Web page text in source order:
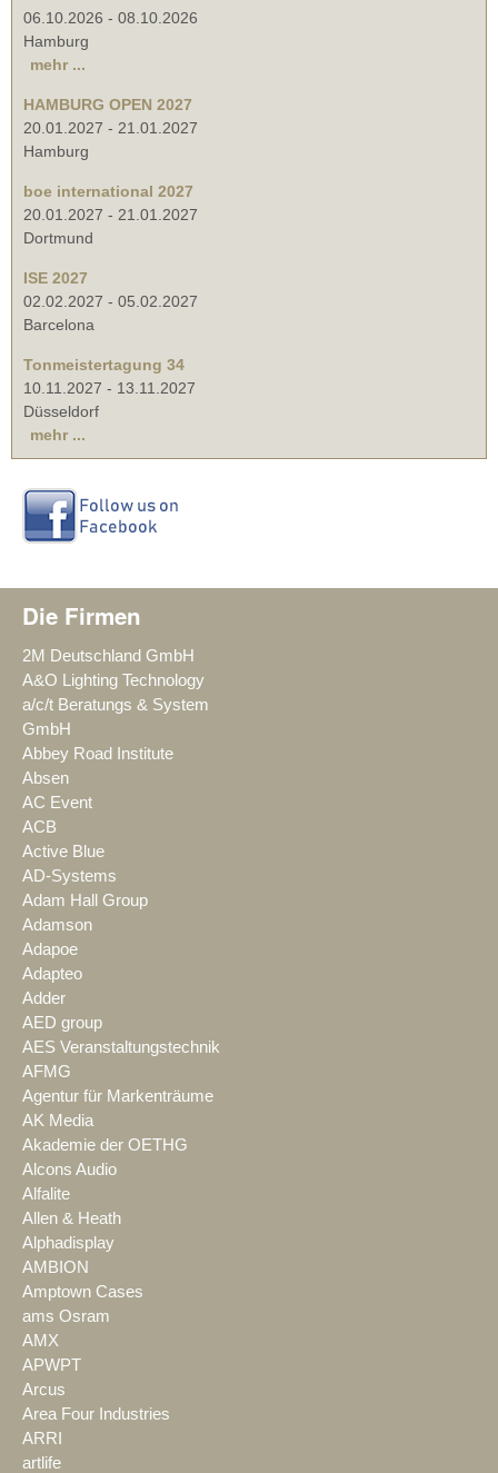
06.10.2026 - 08.10.2026
Hamburg
mehr ...
HAMBURG OPEN 2027
20.01.2027 - 21.01.2027
Hamburg
boe international 2027
20.01.2027 - 21.01.2027
Dortmund
ISE 2027
02.02.2027 - 05.02.2027
Barcelona
Tonmeistertagung 34
10.11.2027 - 13.11.2027
Düsseldorf
mehr ...
Die Firmen
2M Deutschland GmbH
A&O Lighting Technology
a/c/t Beratungs & System
GmbH
Abbey Road Institute
Absen
AC Event
ACB
Active Blue
AD-Systems
Adam Hall Group
Adamson
Adapoe
Adapteo
Adder
AED group
AES Veranstaltungstechnik
AFMG
Agentur für Markenträume
AK Media
Akademie der OETHG
Alcons Audio
Alfalite
Allen & Heath
Alphadisplay
AMBION
Amptown Cases
ams Osram
AMX
APWPT
Arcus
Area Four Industries
ARRI
artlife